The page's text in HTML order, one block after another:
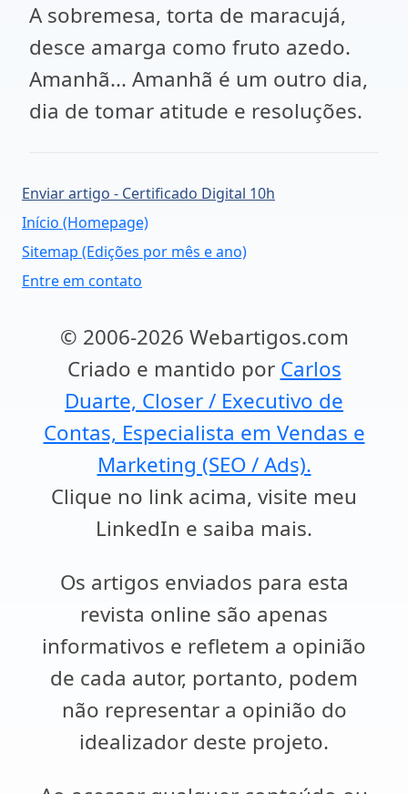
A sobremesa, torta de maracujá,
desce amarga como fruto azedo.
Amanhã... Amanhã é um outro dia,
dia de tomar atitude e resoluções.
Enviar artigo - Certificado Digital 10h
Início (Homepage)
Sitemap (Edições por mês e ano)
Entre em contato
© 2006-2026 Webartigos.com
Criado e mantido por Carlos
Duarte, Closer / Executivo de
Contas, Especialista em Vendas e
Marketing (SEO / Ads).
Clique no link acima, visite meu
LinkedIn e saiba mais.
Os artigos enviados para esta
revista online são apenas
informativos e refletem a opinião
de cada autor, portanto, podem
não representar a opinião do
idealizador deste projeto.